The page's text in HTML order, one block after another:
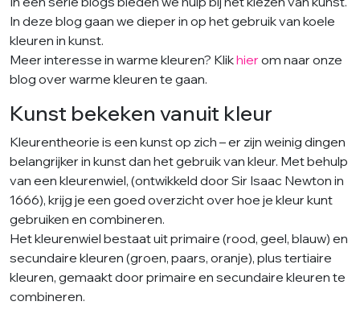
In deze blog gaan we dieper in op het gebruik van koele
kleuren in kunst.
Meer interesse in warme kleuren? Klikhier om naar onze
blog over warme kleuren te gaan.
Kunst bekeken vanuit kleur
Kleurentheorie is een kunst op zich – er zijn weinig dingen
belangrijker in kunst dan het gebruik van kleur. Met behulp
van een kleurenwiel, (ontwikkeld door Sir Isaac Newton in
1666), krijg je een goed overzicht over hoe je kleur kunt
gebruiken en combineren.
Het kleurenwiel bestaat uit primaire (rood, geel, blauw) en
secundaire kleuren (groen, paars, oranje), plus tertiaire
kleuren, gemaakt door primaire en secundaire kleuren te
combineren.